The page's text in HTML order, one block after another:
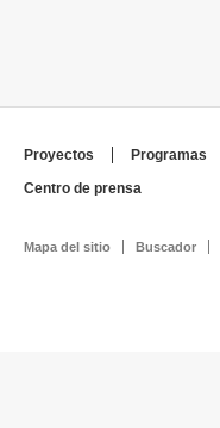
Proyectos Programas
Centro de prensa
Mapa del sitio Buscador